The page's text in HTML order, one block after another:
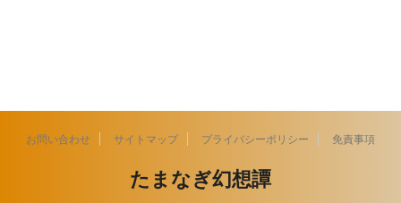
お問い合わせ サイトマップ プライバシーポリシー 免責事項
たまなぎ幻想譚